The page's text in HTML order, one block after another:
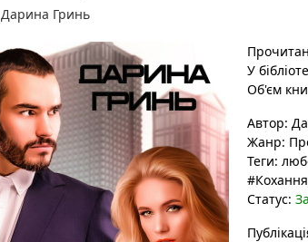
Дарина Гринь
У
Об'єм
Автор:
Жанр:
Теги:
Статус: